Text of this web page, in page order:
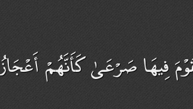
فِيهَا صَرْعَىٰ كَأَنَّهُمْ